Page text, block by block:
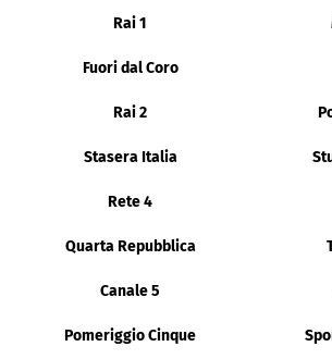
Rai 1
Fuori dal Coro
Rai 2
Stasera Italia
Rete 4
Quarta Repubblica
Canale 5
Pomeriggio Cinque